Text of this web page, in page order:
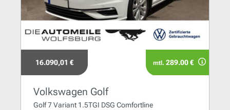
16.090,01 € mtl. 289.00 €
Volkswagen Golf
Golf 7 Variant 1.5TGI DSG Comfortline